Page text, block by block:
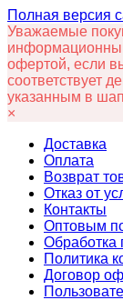
Полная версия
Уважаемые
офертой, если
соответствует
указанным в
×
Доставка
Оплата
Возврат
Отказ от
Контакты
Оптовым
Обработка
Политика
Договор